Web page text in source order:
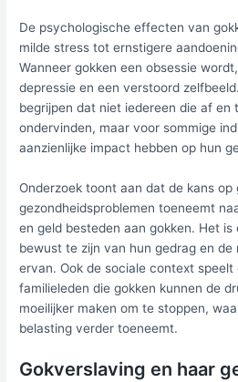
De psychologische effecten van
milde stress tot ernstigere
Wanneer gokken een obsessie
depressie en een verstoord
begrijpen dat niet iedereen die af en
ondervinden, maar voor sommige
aanzienlijke impact hebben op hun
Onderzoek toont aan dat de kans op
gezondheidsproblemen toeneemt
en geld besteden aan gokken. Het
bewust te zijn van hun gedrag en de
ervan. Ook de sociale context
familieleden die gokken kunnen de
moeilijker maken om te stoppen,
belasting verder toeneemt.
Gokverslaving en haar